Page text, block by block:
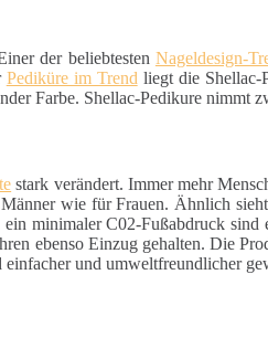
der beliebtesten Nageldesign-
Pediküre im Trend liegt die Shellac-
Farbe. Shellac-Pedikure
stark verändert. Immer mehr
wie für Frauen. Ähnlich
minimaler C02-Fußabdruck
ebenso Einzug gehalten. Die
und umweltfreundlicher